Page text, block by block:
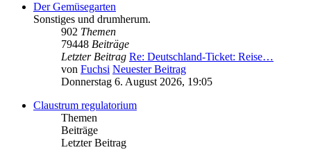
Der Gemüsegarten
Sonstiges und drumherum.
902 Themen
79448 Beiträge
Letzter Beitrag Re: Deutschland-Ticket: Reise…
von Fuchsi Neuester Beitrag
Donnerstag 6. August 2026, 19:05
Claustrum regulatorium
Themen
Beiträge
Letzter Beitrag